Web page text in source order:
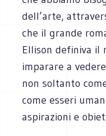
dell’arte,
che il grande
Ellison definiva il
imparare a
non soltanto
come esseri
aspirazioni e